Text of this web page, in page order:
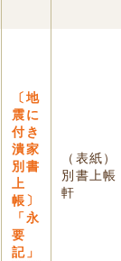
〔地
震に
付き
潰家
別書
上
帳〕
「永
要
記」
（表紙
別書上
軒